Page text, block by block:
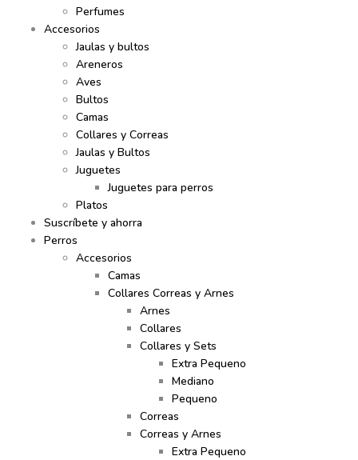
Perfumes
Accesorios
Jaulas y bultos
Areneros
Aves
Bultos
Camas
Collares y Correas
Jaulas y Bultos
Juguetes
Juguetes para perros
Platos
Suscríbete y ahorra
Perros
Accesorios
Camas
Collares Correas y Arnes
Arnes
Collares
Collares y Sets
Extra Pequeno
Mediano
Pequeno
Correas
Correas y Arnes
Extra Pequeno